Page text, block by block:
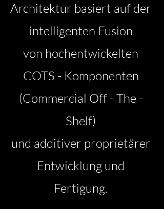
Architektur basiert auf der
intelligenten Fusion
von hochentwickelten
COTS - Komponenten
(Commercial Off - The -
Shelf)
und additiver proprietärer
Entwicklung und
Fertigung.